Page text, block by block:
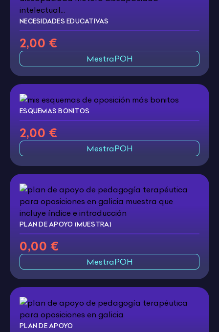
NECESIDADES EDUCATIVAS
2,00 €
MestraPOH
ESQUEMAS BONITOS
2,00 €
MestraPOH
PLAN DE APOYO (MUESTRA)
0,00 €
MestraPOH
PLAN DE APOYO